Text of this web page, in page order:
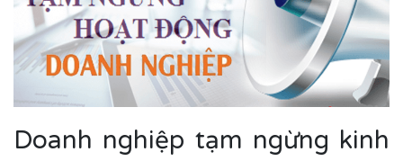
Doanh nghiệp tạm ngừng kinh